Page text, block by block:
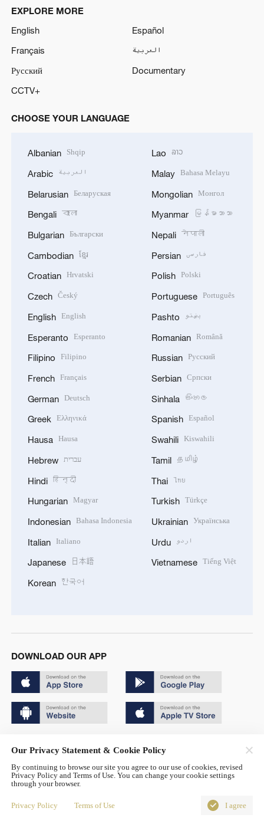
EXPLORE MORE
English
Español
Français
العربية
Русский
Documentary
CCTV+
CHOOSE YOUR LANGUAGE
Albanian Shqip
Arabic العربية
Belarusian Беларуская
Bengali বাংলা
Bulgarian Български
Cambodian ខ្មែរ
Croatian Hrvatski
Czech Český
English English
Esperanto Esperanto
Filipino Filipino
French Français
German Deutsch
Greek Ελληνικά
Hausa Hausa
Hebrew עברית
Hindi हिन्दी
Hungarian Magyar
Indonesian Bahasa Indonesia
Italian Italiano
Japanese 日本語
Korean 한국어
Lao ລາວ
Malay Bahasa Melayu
Mongolian Монгол
Myanmar မြန်မာဘာသာ
Nepali नेपाली
Persian فارسی
Polish Polski
Portuguese Português
Pashto پښتو
Romanian Română
Russian Русский
Serbian Српски
Sinhala සිංහල
Spanish Español
Swahili Kiswahili
Tamil தமிழ்
Thai ไทย
Turkish Türkçe
Ukrainian Українська
Urdu اردو
Vietnamese Tiếng Việt
DOWNLOAD OUR APP
京公网安备 11010502050052号
Disinformation report hotline: 010-85061466
Our Privacy Statement & Cookie Policy
By continuing to browse our site you agree to our use of cookies, revised
Privacy Policy and Terms of Use. You can change your cookie settings
through your browser.
Privacy Policy Terms of Use I agree